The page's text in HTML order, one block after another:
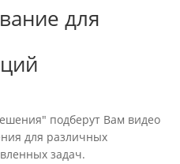
для
подберут Вам видео
для различных
задач.